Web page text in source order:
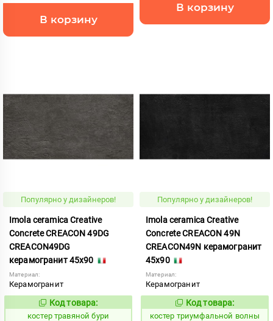
В корзину
В корзину
Популярно у дизайнеров!
Imola ceramica Creative
Concrete CREACON 49DG
CREACON49DG
керамогранит 45x90
Материал:
Керамогранит
809755
Код товара:
костер травяной бури
Популярно у дизайнеров!
Imola ceramica Creative
Concrete CREACON 49N
CREACON49N керамогранит
45x90
Материал:
Керамогранит
809887
Код товара:
костер триумфальной волны